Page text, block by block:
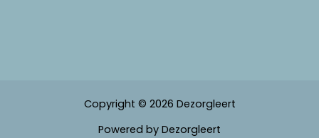
Copyright © 2026 Dezorgleert
Powered by Dezorgleert